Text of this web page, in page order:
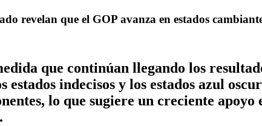
revelan que el GOP avanza en estados
que continúan llegando los
estados indecisos y los estados azul
lo que sugiere un creciente